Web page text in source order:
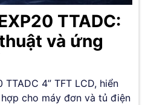
TTADC:
và ứng
TTADC 4” TFT LCD, hiển
cho máy đơn và tủ điện